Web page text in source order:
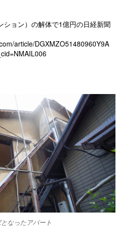
ション）の解体で1億円の日経新聞
article/DGXMZO51480960Y9A
なったアパート